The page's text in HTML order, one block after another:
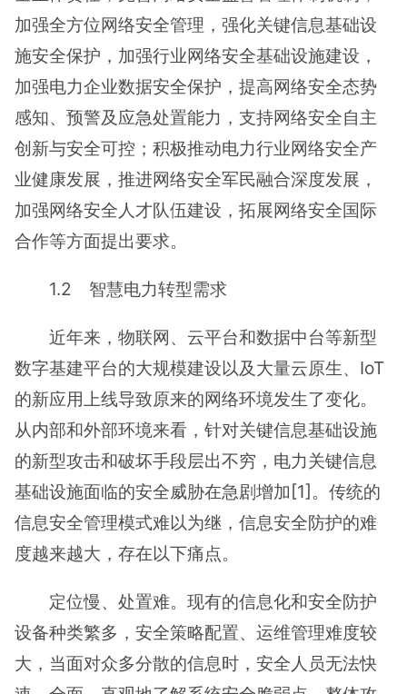
加强全方位网络安全管理，强化关键信息基础设
施安全保护，加强行业网络安全基础设施建设，
加强电力企业数据安全保护，提高网络安全态势
感知、预警及应急处置能力，支持网络安全自主
创新与安全可控；积极推动电力行业网络安全产
业健康发展，推进网络安全军民融合深度发展，
加强网络安全人才队伍建设，拓展网络安全国际
合作等方面提出要求。
1.2 智慧电力转型需求
近年来，物联网、云平台和数据中台等新型
数字基建平台的大规模建设以及大量云原生、IoT
的新应用上线导致原来的网络环境发生了变化。
从内部和外部环境来看，针对关键信息基础设施
的新型攻击和破坏手段层出不穷，电力关键信息
基础设施面临的安全威胁在急剧增加[1]。传统的
信息安全管理模式难以为继，信息安全防护的难
度越来越大，存在以下痛点。
定位慢、处置难。现有的信息化和安全防护
设备种类繁多，安全策略配置、运维管理难度较
大，当面对众多分散的信息时，安全人员无法快